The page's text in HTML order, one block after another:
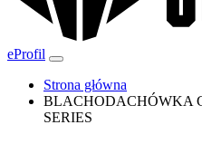
eProfil
Strona główna
BLACHODACHÓWKA
SERIES